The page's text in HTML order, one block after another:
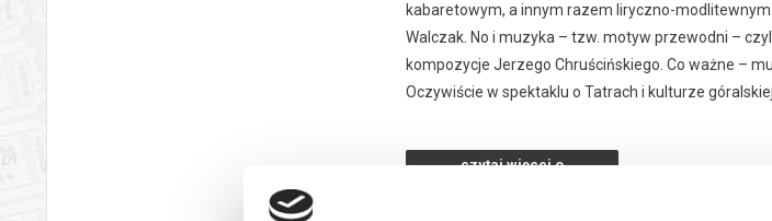
kabaretowym, a innym razem liryczno-
Walczak. No i muzyka – tzw. motyw przewodni –
kompozycje Jerzego Chruścińskiego. Co ważne –
Oczywiście w spektaklu o Tatrach i kulturze
(przybyszów) miastowych’.
„Tatry, gdy się w nich rozglądniemy co do ogółu,
czytaj więcej o